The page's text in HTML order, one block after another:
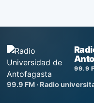
99.9
99.9 FM · Radio